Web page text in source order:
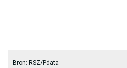
Bron: RSZ/Pdata